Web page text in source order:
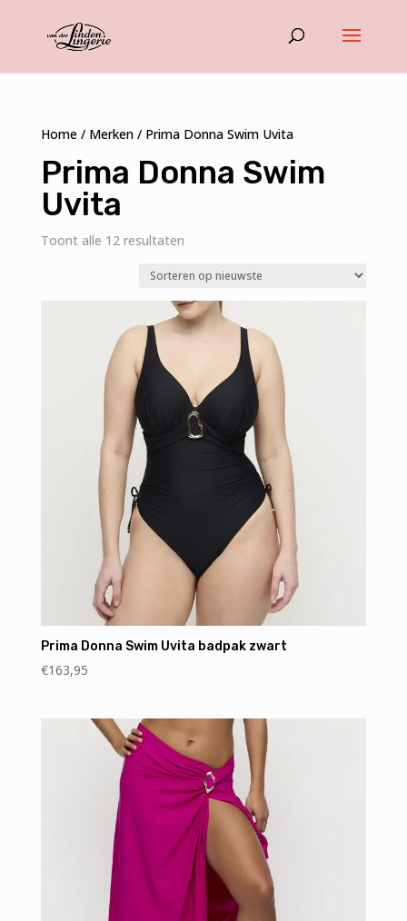
Home/ Merken/ Prima Donna Swim Uvita
Prima Donna Swim
Uvita
Toont alle 12 resultatenGesorteerd
nieuwste
Prima Donna Swim Uvita badpak zwart
€163,95